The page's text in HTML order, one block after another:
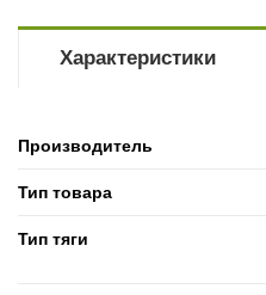
Характеристики
Производитель
Тип товара
Тип тяги